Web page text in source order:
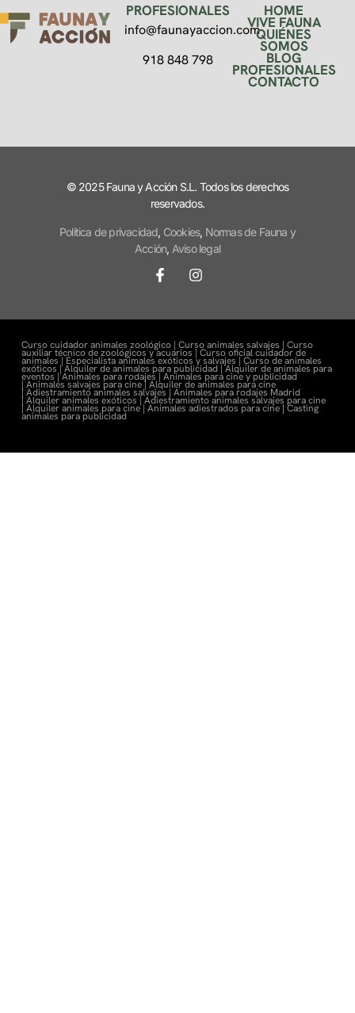
PROFESIONALES
info@faunayaccion.com
918 848 798
HOME
VIVE FAUNA
QUIÉNES
SOMOS
BLOG
PROFESIONALES
CONTACTO
© 2025 Fauna y Acción S.L. Todos los derechos
reservados.
Política de privacidad, Cookies, Normas de Fauna y
Acción, Aviso legal
Curso cuidador animales zoológico | Curso animales salvajes | Curso
auxiliar técnico de zoológicos y acuarios | Curso oficial cuidador de
animales | Especialista animales exóticos y salvajes | Curso de animales
exóticos |Alquiler de animales para publicidad |Alquiler de animales para
eventos |Animales para rodajes | Animales para cine y publicidad
| Animales salvajes para cine | Alquiler de animales para cine
| Adiestramiento animales salvajes | Animales para rodajes Madrid
| Alquiler animales exóticos | Adiestramiento animales salvajes para cine
| Alquiler animales para cine | Animales adiestrados para cine| Casting
animales para publicidad